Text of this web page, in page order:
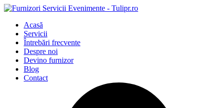
Acasă
Servicii
Întrebări frecvente
Despre noi
Devino furnizor
Blog
Contact